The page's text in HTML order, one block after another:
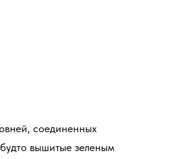
соединенных
вышитые зеленым